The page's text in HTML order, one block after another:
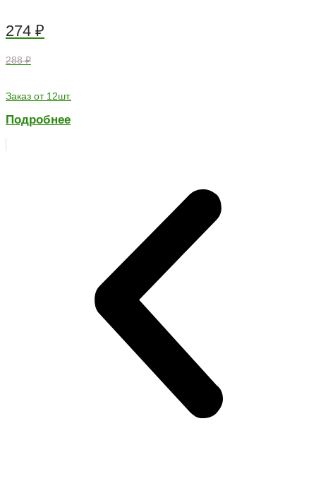
274 ₽
288 ₽
Заказ от 12шт.
Подробнее